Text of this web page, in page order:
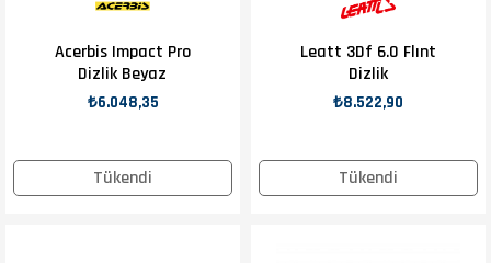
Tükendi
Acerbis Impact Pro
Dizlik Beyaz
₺6.048,35
Tükendi
Leatt 3Df 6.0 Flınt
Dizlik
₺8.522,90